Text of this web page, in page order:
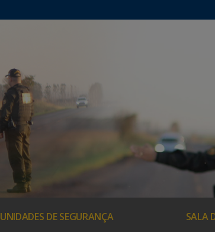
UNIDADES DE SEGURANÇA SALA